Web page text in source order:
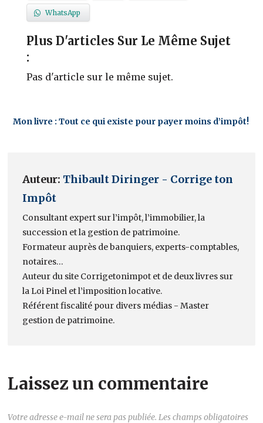
WhatsApp
Plus D'articles Sur Le Même Sujet
:
Pas d'article sur le même sujet.
Mon livre : Tout ce qui existe pour payer moins d’impôt!
Auteur: Thibault Diringer - Corrige ton
Impôt
Consultant expert sur l’impôt, l’immobilier, la
succession et la gestion de patrimoine.
Formateur auprès de banquiers, experts-comptables,
notaires…
Auteur du site Corrigetonimpot et de deux livres sur
la Loi Pinel et l’imposition locative.
Référent fiscalité pour divers médias - Master
gestion de patrimoine.
Laissez un commentaire
Votre adresse e-mail ne sera pas publiée. Les champs obligatoires